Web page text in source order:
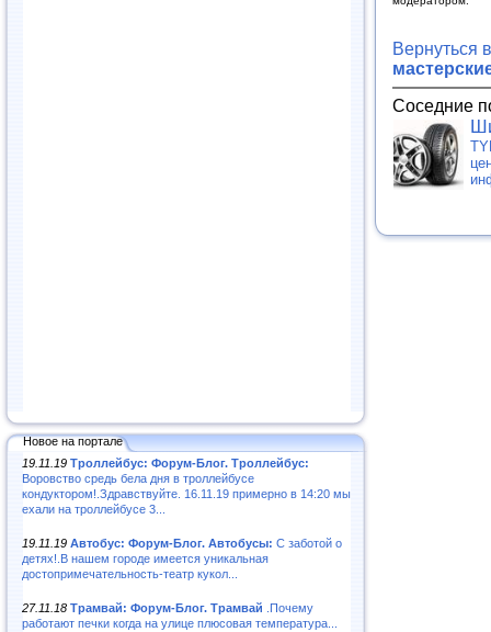
Новое на портале
19.11.19 Троллейбус: Форум-Блог. Троллейбус:
Воровство средь бела дня в троллейбусе
кондуктором!.Здравствуйте. 16.11.19 примерно в 14:20 мы
ехали на троллейбусе 3...
19.11.19 Автобус: Форум-Блог. Автобусы: С заботой о
детях!.В нашем городе имеется уникальная
достопримечательность-театр кукол...
27.11.18 Трамвай: Форум-Блог. Трамвай .Почему
работают печки когда на улице плюсовая температура...
Вернуться
Соседние